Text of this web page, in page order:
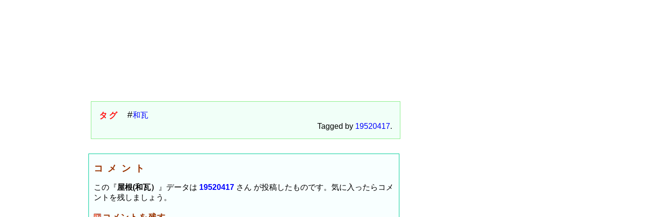
タグ
和瓦
Tagged by 19520417.
コメント
この『屋根(和瓦） 』データは 19520417 さん が投稿したものです。気に入ったらコメ
ントを残しましょう。